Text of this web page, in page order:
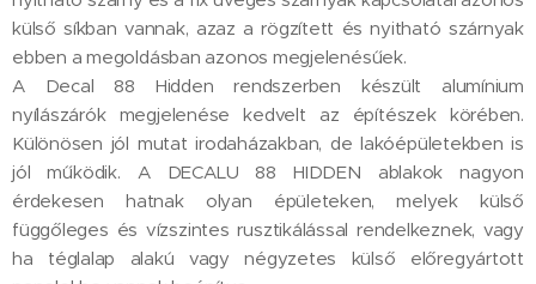
külső síkban vannak, azaz a rögzített és nyitható szárnyak
ebben a megoldásban azonos megjelenésűek.
A Decal 88 Hidden rendszerben készült alumínium
nyílászárók megjelenése kedvelt az építészek körében.
Különösen jól mutat irodaházakban, de lakóépületekben is
jól működik. A DECALU 88 HIDDEN ablakok nagyon
érdekesen hatnak olyan épületeken, melyek külső
függőleges és vízszintes rusztikálással rendelkeznek, vagy
ha téglalap alakú vagy négyzetes külső előregyártott